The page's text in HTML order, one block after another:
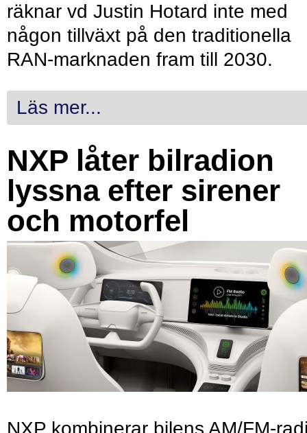
räknar vd Justin Hotard inte med
någon tillväxt på den traditionella
RAN-marknaden fram till 2030.
Läs mer...
NXP låter bilradion
lyssna efter sirener
och motorfel